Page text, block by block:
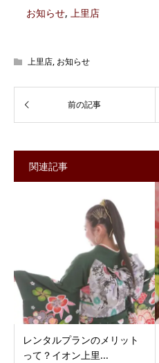
お知らせ,上里店
上里店, お知らせ
関連記事
レンタルプランのメリット
って？イオン上里...